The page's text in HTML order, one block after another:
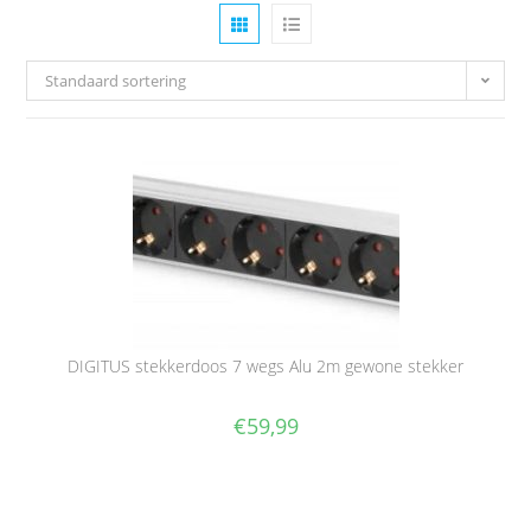
Standaard sortering
DIGITUS stekkerdoos 7 wegs Alu 2m gewone stekker
€59,99